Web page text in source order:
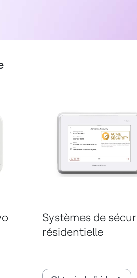
Systèmes de
résidentielle